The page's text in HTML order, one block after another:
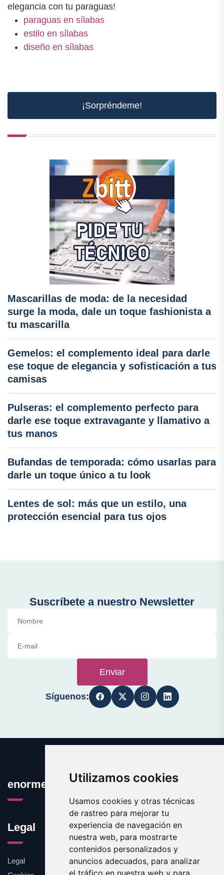
Utilizamos cookies
Usamos cookies y otras técnicas
de rastreo para mejorar tu
experiencia de navegación en
nuestra web, para mostrarte
contenidos personalizados y
anuncios adecuados, para analizar
el tráfico en nuestra web y para
elegancia con tu paraguas!
paraguas en sílabas
estilo en sílabas
diseño en sílabas
¡Sorpréndeme!
Mascarillas de moda: de la necesidad
surge la moda, dale un toque fashionista a
tu mascarilla
Gemelos: el complemento ideal para darle
ese toque de elegancia y sofisticación a tus
camisas
Pulseras: el complemento perfecto para
darle ese toque extravagante y llamativo a
tus manos
Bufandas de temporada: cómo usarlas para
darle un toque único a tu look
Lentes de sol: más que un estilo, una
protección esencial para tus ojos
Suscríbete a nuestro Newsletter
Enviar
Síguenos:
enormes.es
Legal
Legal